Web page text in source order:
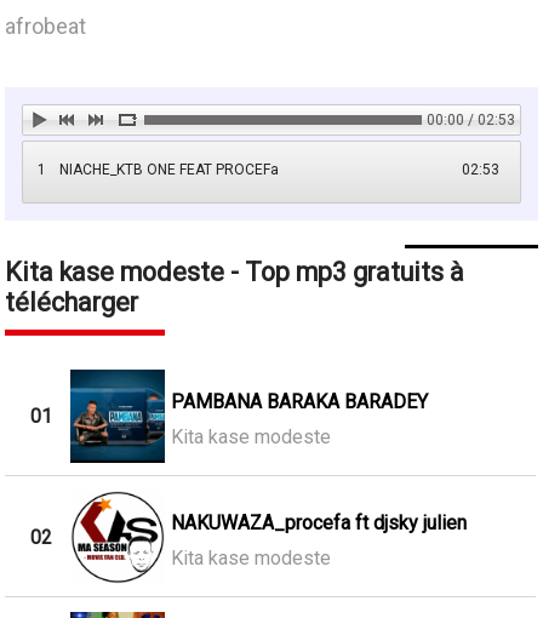
afrobeat
00:00 / 02:53
1 02:53
NIACHE_KTB ONE FEAT PROCEFa
Kita kase modeste - Top mp3 gratuits à
télécharger
01
PAMBANA BARAKA BARADEY
Kita kase modeste
02
NAKUWAZA_procefa ft djsky julien
Kita kase modeste